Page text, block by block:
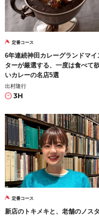
定番コース
6年連続神田カレーグランドマイ
ターが厳選する、一度は食べて
いカレーの名店5選
出村隆行
3H
定番コース
新店のトキメキと、老舗のノス